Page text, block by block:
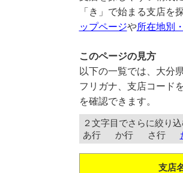
「き」で始まる支店を
ップページや所在地別
このページの見方
以下の一覧では、大分
フリガナ、支店コード
を確認できます。
２文字目でさらに絞り
あ行 か行 さ行
支店